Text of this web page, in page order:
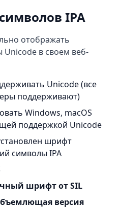
IPA
отображать
в своем веб-
Unicode (все
поддерживают)
Windows, macOS
поддержкой Unicode
шрифт
символы IPA
шрифт от SIL
версия